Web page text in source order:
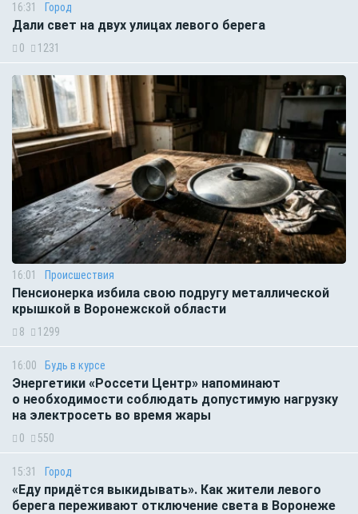
16:31 Город
Дали свет на двух улицах левого берега
0 1231
16:01 Происшествия
Пенсионерка избила свою подругу металлической
крышкой в Воронежской области
8 1299
16:00 Будь в курсе
Энергетики «Россети Центр» напоминают
о необходимости соблюдать допустимую нагрузку
на электросеть во время жары
0 550
15:31 Город
«Еду придётся выкидывать». Как жители левого
берега переживают отключение света в Воронеже